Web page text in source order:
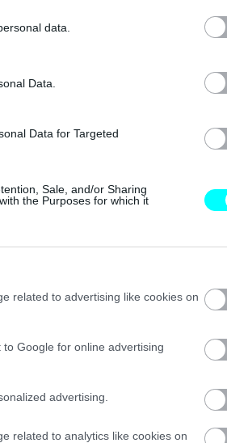
data.
Data.
Data for Targeted
Sale, and/or Sharing
the Purposes for which it
related to advertising like cookies on
Google for online advertising
advertising.
related to analytics like cookies on